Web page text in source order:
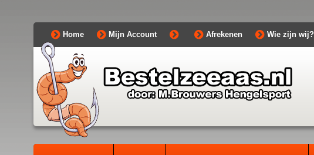
Home Mijn Account Afrekenen Wie zijn wij?